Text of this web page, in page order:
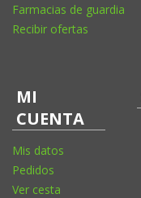
Farmacias de guardia
Recibir ofertas
MI
CUENTA
Mis datos
Pedidos
Ver cesta